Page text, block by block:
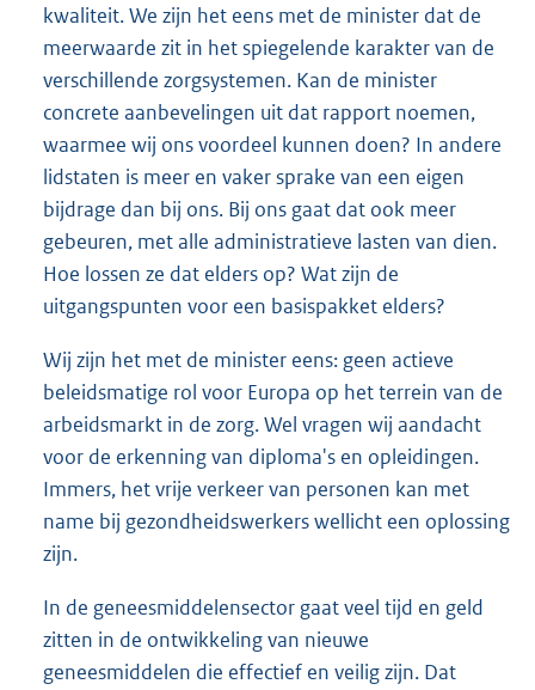
kwaliteit. We zijn het eens met de minister dat de
meerwaarde zit in het spiegelende karakter van de
verschillende zorgsystemen. Kan de minister
concrete aanbevelingen uit dat rapport noemen,
waarmee wij ons voordeel kunnen doen? In andere
lidstaten is meer en vaker sprake van een eigen
bijdrage dan bij ons. Bij ons gaat dat ook meer
gebeuren, met alle administratieve lasten van dien.
Hoe lossen ze dat elders op? Wat zijn de
uitgangspunten voor een basispakket elders?
Wij zijn het met de minister eens: geen actieve
beleidsmatige rol voor Europa op het terrein van de
arbeidsmarkt in de zorg. Wel vragen wij aandacht
voor de erkenning van diploma's en opleidingen.
Immers, het vrije verkeer van personen kan met
name bij gezondheidswerkers wellicht een oplossing
zijn.
In de geneesmiddelensector gaat veel tijd en geld
zitten in de ontwikkeling van nieuwe
geneesmiddelen die effectief en veilig zijn. Dat